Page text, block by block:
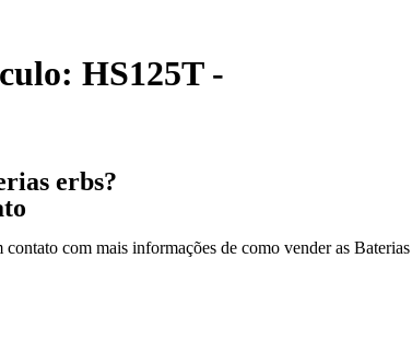
HS125T -
erbs?
contato com mais informações de como vender as